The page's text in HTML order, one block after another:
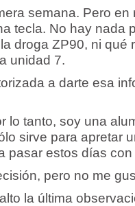
semana. Pero en
tecla. No hay nada
droga ZP90, ni qué
unidad 7.
a darte esa
lo tanto, soy una
sirve para apretar
pasar estos días
pero no me
la última